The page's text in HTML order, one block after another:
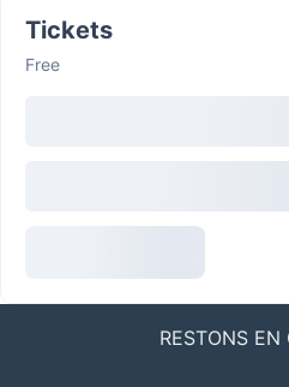
Tickets
Free
RESTONS EN